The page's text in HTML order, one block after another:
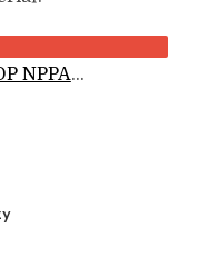
NPPA…